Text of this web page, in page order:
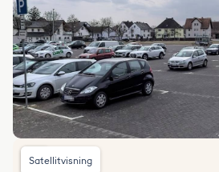
Satellitvisning